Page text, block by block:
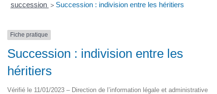
succession > Succession : indivision entre les héritiers
Fiche pratique
Succession : indivision entre les
héritiers
Vérifié le 11/01/2023 – Direction de l’information légale et administrative